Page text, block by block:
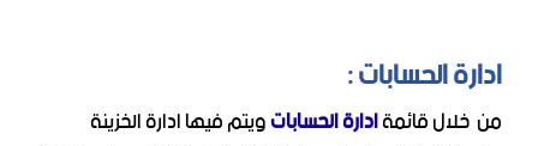
ادارة الحسابات :
من خلال قائمةادارة الحساباتويتم فيها ادارة الخزينة